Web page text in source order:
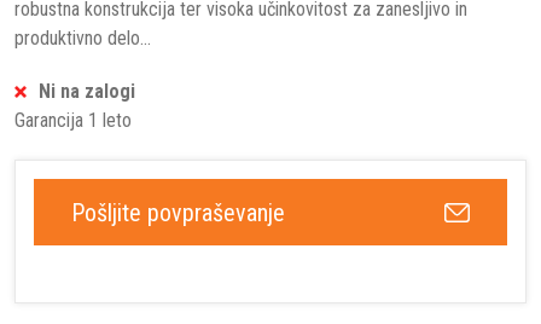
robustna konstrukcija ter visoka učinkovitost za zanesljivo in
produktivno delo...
Ni na zalogi
Garancija 1 leto
Pošljite povpraševanje